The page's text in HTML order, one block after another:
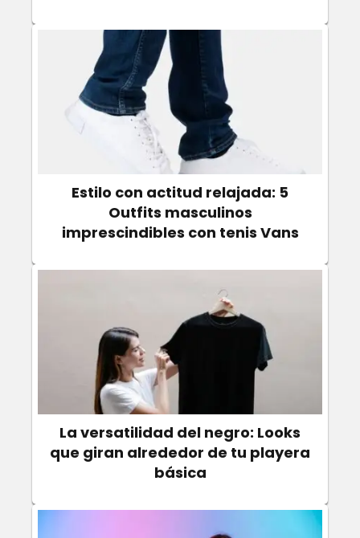
Estilo con actitud relajada: 5
Outfits masculinos
imprescindibles con tenis Vans
La versatilidad del negro: Looks
que giran alrededor de tu playera
básica